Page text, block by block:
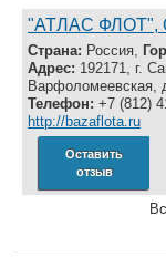
Новости
Компании
Репутация
Работа
Крюинг
Журнал
Реклама
"АТЛАС ФЛОТ",
Страна: Россия,
Адрес: 192171, г.
Варфоломеевская,
Телефон: +7 (812)
http://bazaflota.ru
Оставить
отзыв